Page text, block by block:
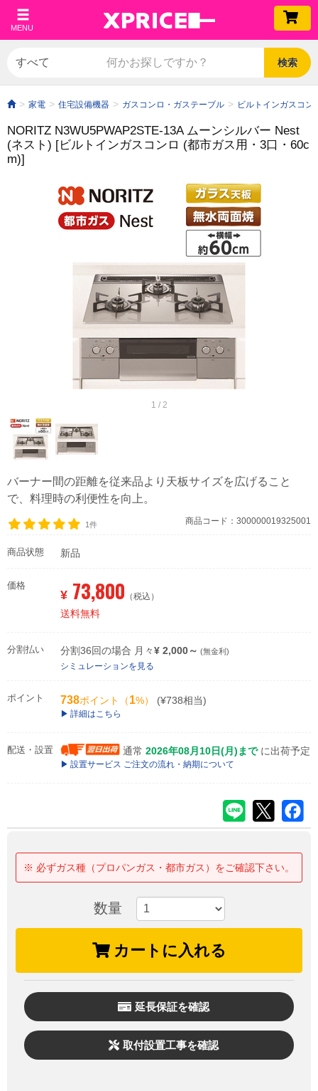
MENU
検索
家電 住宅設備機器 ガスコンロ・ガステーブル ビルトインガスコン
NORITZ N3WU5PWAP2STE-13A ムーンシルバー Nest
(ネスト) [ビルトインガスコンロ (都市ガス用・3口・60c
m)]
1 / 2
バーナー間の距離を従来品より天板サイズを広げること
で、料理時の利便性を向上。
1件 商品コード：300000019325001
商品状態 新品
価格
¥ 73,800 （税込）
送料無料
分割払い 分割36回の場合 月々¥ 2,000～ (無金利)
シミュレーションを見る
ポイント 738ポイント（1%） (¥738相当)
詳細はこちら
配送・設置 通常 2026年08月10日(月)まで に出荷予定
設置サービス ご注文の流れ・納期について
※ 必ずガス種（プロパンガス・都市ガス）をご確認下さい。
数量
カートに入れる
延長保証を確認
取付設置工事を確認